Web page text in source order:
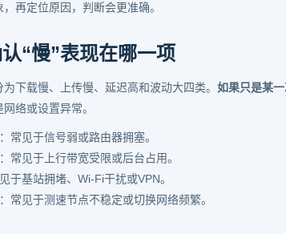
再定位原因，判断会更准确。
“慢”表现在哪一项
下载慢、上传慢、延迟高和波动大四类。 如果只是某
络或设置异常。
常见于信号弱或路由器拥塞。
常见于上行带宽受限或后台占用。
于基站拥堵、Wi-Fi干扰或VPN。
常见于测速节点不稳定或切换网络频繁。